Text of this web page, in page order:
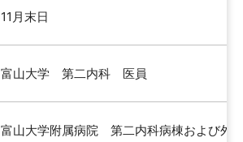
11月末日
富山大学 第二内科 医員
富山大学附属病院 第二内科病棟および外